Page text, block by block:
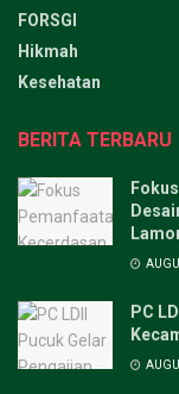
FORSGI
Hikmah
Kesehatan
BERITA TERBARU
PC